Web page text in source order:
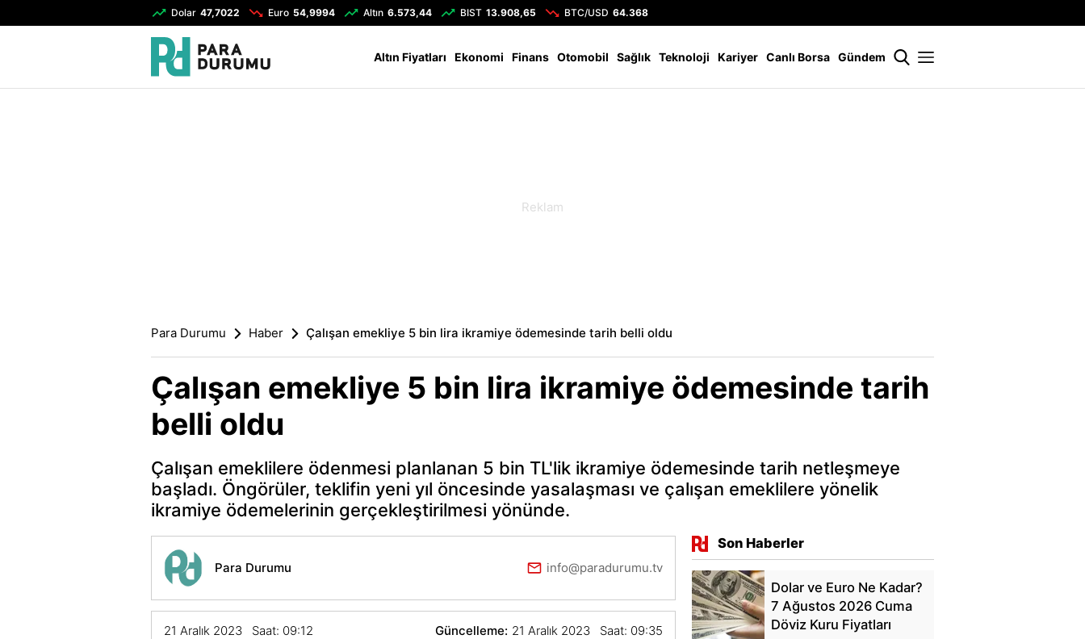
Dolar 47,7022 Euro 54,9994 Altın 6.573,44 BIST 13.908,65 BTC/USD 64.368
Altın Fiyatları Ekonomi Finans Otomobil Sağlık Teknoloji Kariyer Canlı Borsa Gündem
Para Durumu Haber Çalışan emekliye 5 bin lira ikramiye ödemesinde tarih belli oldu
Çalışan emekliye 5 bin lira ikramiye ödemesinde tarih
belli oldu
Çalışan emeklilere ödenmesi planlanan 5 bin TL'lik ikramiye ödemesinde tarih netleşmeye
başladı. Öngörüler, teklifin yeni yıl öncesinde yasalaşması ve çalışan emeklilere yönelik
ikramiye ödemelerinin gerçekleştirilmesi yönünde.
Para Durumu info@paradurumu.tv
21 Aralık 2023 Saat: 09:12 Güncelleme: 21 Aralık 2023 Saat: 09:35
Son Haberler
Dolar ve Euro Ne Kadar?
7 Ağustos 2026 Cuma
Döviz Kuru Fiyatları